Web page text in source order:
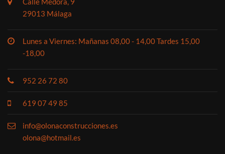
29013 Málaga
Lunes a Viernes: Mañanas 08,00 - 14,00 Tardes 15,00
-18,00
952 26 72 80
619 07 49 85
info@olonaconstrucciones.es
olona@hotmail.es